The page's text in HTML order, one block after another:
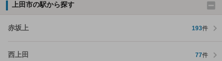
上田市の駅から探す
赤坂上 193件
西上田 77件